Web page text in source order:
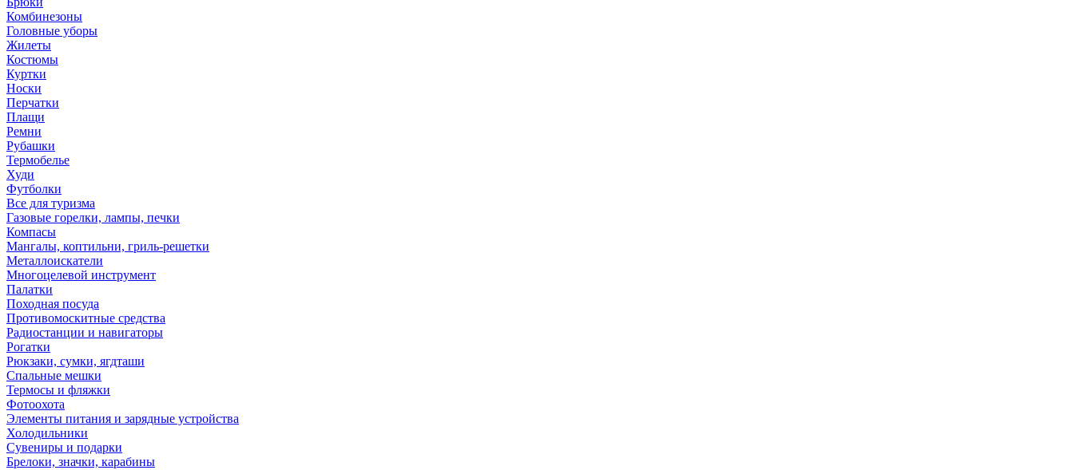
Комбинезоны
Головные уборы
Жилеты
Костюмы
Куртки
Носки
Перчатки
Плащи
Ремни
Рубашки
Термобелье
Худи
Футболки
Все для туризма
Газовые горелки, лампы, печки
Компасы
Мангалы, коптильни, гриль-решетки
Металлоискатели
Многоцелевой инструмент
Палатки
Походная посуда
Противомоскитные средства
Радиостанции и навигаторы
Рогатки
Рюкзаки, сумки, ягдташи
Спальные мешки
Термосы и фляжки
Фотоохота
Элементы питания и зарядные устройства
Холодильники
Сувениры и подарки
Брелоки, значки, карабины